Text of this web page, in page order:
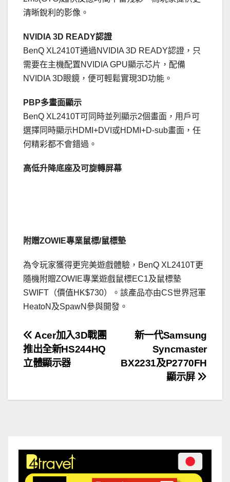
清晰銳利的影像。
NVIDIA 3D READY認證
BenQ XL2410T通過NVIDIA 3D READY認證，只
需要在主機配置NVIDIA GPU顯示芯片，配備
NVIDIA 3D眼鏡，便可輕鬆實現3D功能。
PBP多畫面顯示
BenQ XL2410T可同時並列顯示2個畫面，用戶可
選擇同時顯示HDMI+DVI或HDMI+D-sub畫面，任
何精彩都不會錯過。
高低升降底座及可旋轉屏幕
附贈ZOWIE專業鼠標/鼠標墊
為令玩家獲得更完美遊戲體驗，BenQ XL2410T更
隨機附贈ZOWIE專業遊戲鼠標EC1及鼠標墊
SWIFT（價值HK$730）。該產品亦由CS世界冠軍
HeatoN及SpawN參與開發。
文
章
覽
新一代Samsung
Syncmaster
BX2231及P2770FH
顯示屏
Acer加入3D戰團
推出全新HS244HQ
立體顯示器